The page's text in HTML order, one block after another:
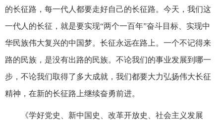
的长征路，每一代人都要走好自己的长征路。今天，我们这
一代人的长征，就是要实现“两个一百年”奋斗目标、实现中
华民族伟大复兴的中国梦。长征永远在路上。一个不记得来
路的民族，是没有出路的民族。不论我们的事业发展到哪一
步，不论我们取得了多大成就，我们都要大力弘扬伟大长征
精神，在新的长征路上继续奋勇前进。
《学好党史、新中国史、改革开放史、社会主义发展